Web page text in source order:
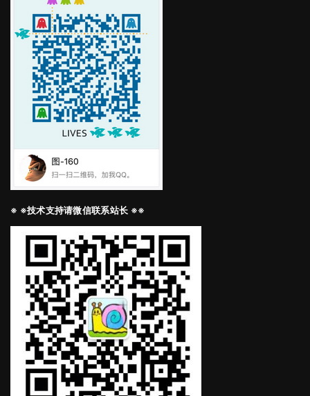
※ ※技术支持请微信联系站长 ※※